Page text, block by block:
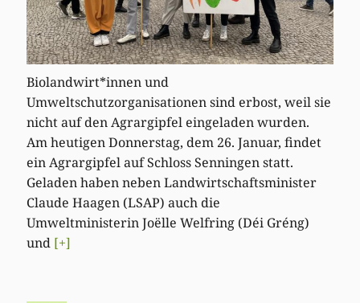
Biolandwirt*innen und
Umweltschutzorganisationen sind erbost, weil sie
nicht auf den Agrargipfel eingeladen wurden.
Am heutigen Donnerstag, dem 26. Januar, findet
ein Agrargipfel auf Schloss Senningen statt.
Geladen haben neben Landwirtschaftsminister
Claude Haagen (LSAP) auch die
Umweltministerin Joëlle Welfring (Déi Gréng)
und [+]